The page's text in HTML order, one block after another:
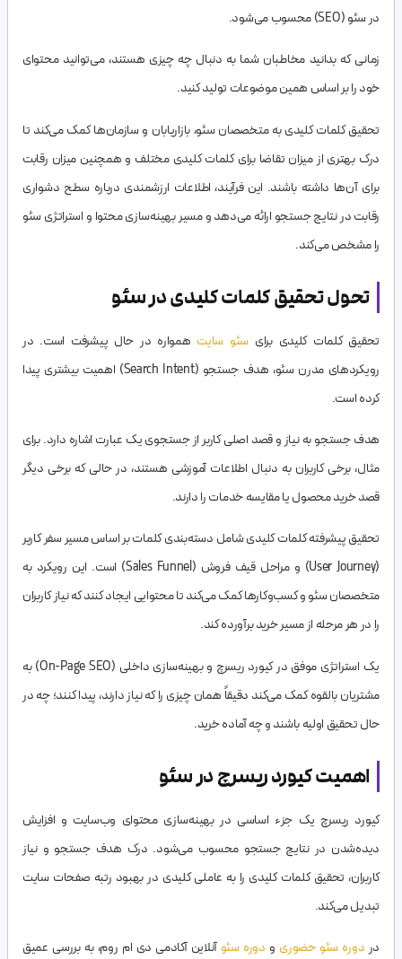
در سئو (SEO) محسوب می‌شود.
زمانی که بدانید مخاطبان شما به دنبال چه چیزی هستند، می‌توانید محتوای
خود را بر اساس همین موضوعات تولید کنید.
تحقیق کلمات کلیدی به متخصصان سئو، بازاریابان و سازمان‌ها کمک می‌کند تا
درک بهتری از میزان تقاضا برای کلمات کلیدی مختلف و همچنین میزان رقابت
برای آن‌ها داشته باشند. این فرآیند، اطلاعات ارزشمندی درباره سطح دشواری
رقابت در نتایج جستجو ارائه می‌دهد و مسیر بهینه‌سازی محتوا و استراتژی سئو
را مشخص می‌کند.
تحول تحقیق کلمات کلیدی در سئو
تحقیق کلمات کلیدی برای سئو سایت همواره در حال پیشرفت است. در
رویکردهای مدرن سئو، هدف جستجو (Search Intent) اهمیت بیشتری پیدا
کرده است.
هدف جستجو به نیاز و قصد اصلی کاربر از جستجوی یک عبارت اشاره دارد. برای
مثال، برخی کاربران به دنبال اطلاعات آموزشی هستند، در حالی که برخی دیگر
قصد خرید محصول یا مقایسه خدمات را دارند.
تحقیق پیشرفته کلمات کلیدی شامل دسته‌بندی کلمات بر اساس مسیر سفر کاربر
(User Journey) و مراحل قیف فروش (Sales Funnel) است. این رویکرد به
متخصصان سئو و کسب‌وکارها کمک می‌کند تا محتوایی ایجاد کنند که نیاز کاربران
را در هر مرحله از مسیر خرید برآورده کند.
یک استراتژی موفق در کیورد ریسرچ و بهینه‌سازی داخلی (On-Page SEO) به
مشتریان بالقوه کمک می‌کند دقیقاً همان چیزی را که نیاز دارند، پیدا کنند؛ چه در
حال تحقیق اولیه باشند و چه آماده خرید.
اهمیت کیورد ریسرچ در سئو
کیورد ریسرچ یک جزء اساسی در بهینه‌سازی محتوای وب‌سایت و افزایش
دیده‌شدن در نتایج جستجو محسوب می‌شود. درک هدف جستجو و نیاز
کاربران، تحقیق کلمات کلیدی را به عاملی کلیدی در بهبود رتبه صفحات سایت
تبدیل می‌کند.
دردوره سئو حضوری و دوره سئو آنلاین آکادمی دی ام روم، به بررسی عمیق